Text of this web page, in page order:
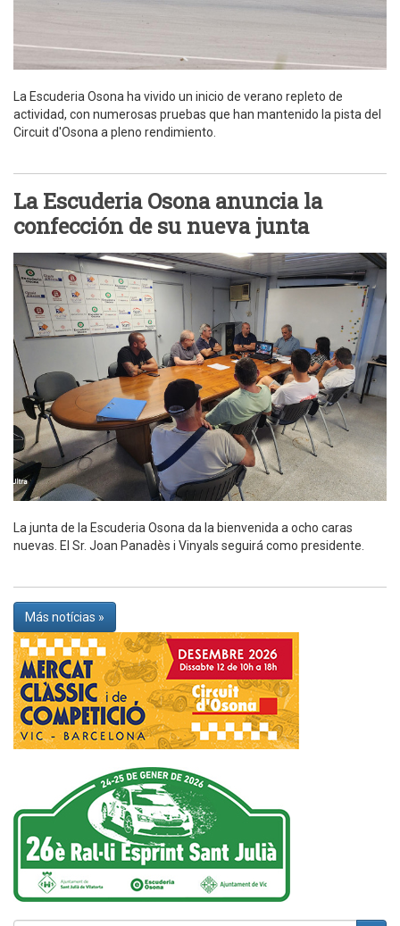
La Escuderia Osona ha vivido un inicio de verano repleto de
actividad, con numerosas pruebas que han mantenido la pista del
Circuit d'Osona a pleno rendimiento.
La Escuderia Osona anuncia la
confección de su nueva junta
La junta de la Escuderia Osona da la bienvenida a ocho caras
nuevas. El Sr. Joan Panadès i Vinyals seguirá como presidente.
Más notícias »